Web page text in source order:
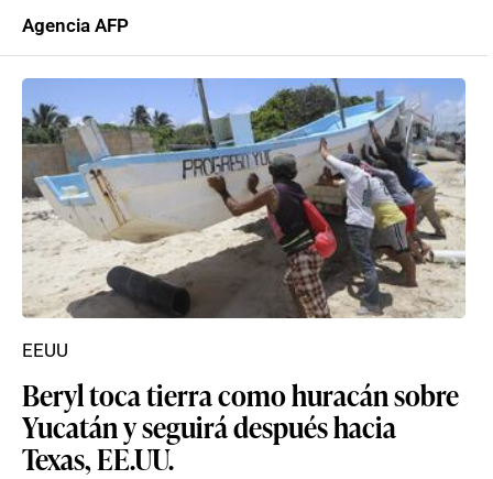
Agencia AFP
Beryl toca tierra como huracán sobre
Yucatán y seguirá después hacia
Texas, EE.UU.
EEUU